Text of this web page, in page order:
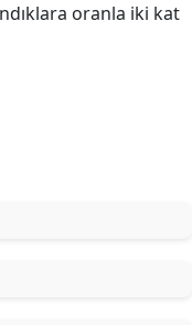
oranla iki kat